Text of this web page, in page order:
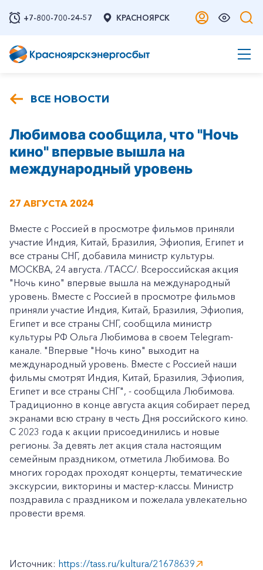
+7-800-700-24-57 КРАСНОЯРСК
ВСЕ НОВОСТИ
Любимова сообщила, что "Ночь
кино" впервые вышла на
международный уровень
27 АВГУСТА 2024
Вместе с Россией в просмотре фильмов приняли
участие Индия, Китай, Бразилия, Эфиопия, Египет и
все страны СНГ, добавила министр культуры.
МОСКВА, 24 августа. /ТАСС/. Всероссийская акция
"Ночь кино" впервые вышла на международный
уровень. Вместе с Россией в просмотре фильмов
приняли участие Индия, Китай, Бразилия, Эфиопия,
Египет и все страны СНГ, сообщила министр
культуры РФ Ольга Любимова в своем Telegram-
канале. "Впервые "Ночь кино" выходит на
международный уровень. Вместе с Россией наши
фильмы смотрят Индия, Китай, Бразилия, Эфиопия,
Египет и все страны СНГ", - сообщила Любимова.
Традиционно в конце августа акция собирает перед
экранами всю страну в честь Дня российского кино.
С 2023 года к акции присоединились и новые
регионы. За девять лет акция стала настоящим
семейным праздником, отметила Любимова. Во
многих городах проходят концерты, тематические
экскурсии, викторины и мастер-классы. Министр
поздравила с праздником и пожелала увлекательно
провести время.
Источник: https://tass.ru/kultura/21678639